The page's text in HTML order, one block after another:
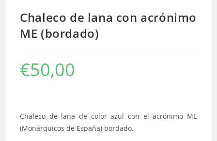
Chaleco de lana con acrónimo
ME (bordado)
€50,00
Chaleco de lana de color azul con el acrónimo ME
(Monárquicos de España) bordado.